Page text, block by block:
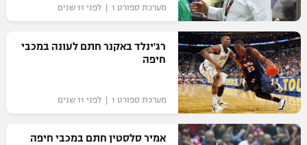
מערכת ספורט 1 | לפני 11 שנים
רג'ינלד באקנר חתם לעונה במכבי
חיפה
מערכת ספורט 1 | לפני 11 שנים
אמיר סלסטין חתם במכבי חיפה